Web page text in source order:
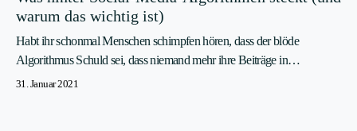
warum das wichtig ist)
Habt ihr schonmal Menschen schimpfen hören, dass der blöde
Algorithmus Schuld sei, dass niemand mehr ihre Beiträge in…
31. Januar 2021